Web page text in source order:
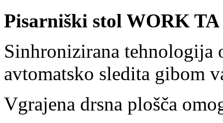
Pisarniški stol WORK TA
Sinhronizirana tehnologija
avtomatsko sledita gibom
Vgrajena drsna plošča